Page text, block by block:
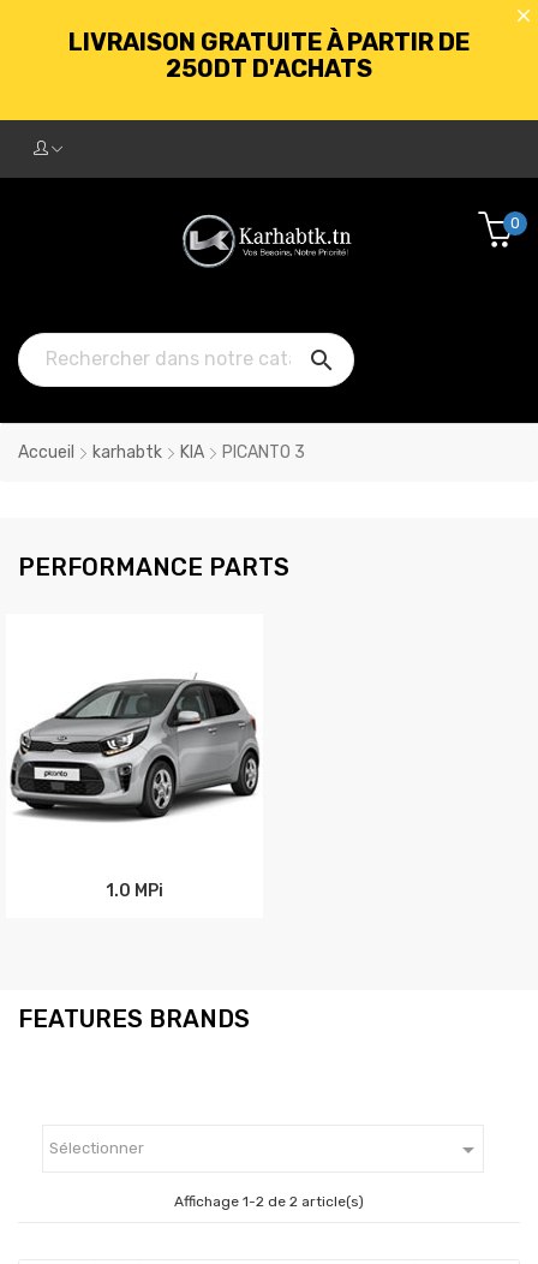
LIVRAISON GRATUITE À PARTIR DE
250DT D'ACHATS
BIENVENUE CHEZ KARHABTK.TN

0
Accueil karhabtk KIA PICANTO 3
PERFORMANCE PARTS
1.0 MPi
FEATURES BRANDS
Sélectionner 
Affichage 1-2 de 2 article(s)